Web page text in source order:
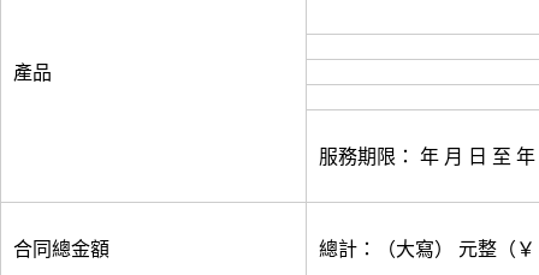
產品
服務期限： 年 月 日 至
合同總金額 總計：（大寫） 元整（